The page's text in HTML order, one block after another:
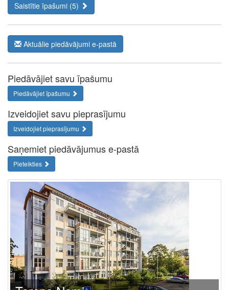
Saistītie īpašumi (5)
Aktuālie piedāvājumi e-pastā
Piedāvājiet savu īpašumu
Piedāvājiet īpašumu
Izveidojiet savu pieprasījumu
Izveidojiet pieprasījumu
Saņemiet piedāvājumus e-pastā
Pieteikties